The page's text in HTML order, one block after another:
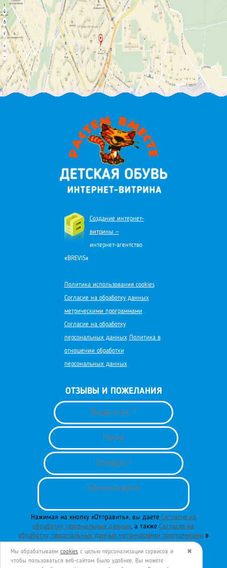
Создание интернет-
витрины —
интернет-агентство
«BREVIS»
Политика использования cookies
Согласие на обработку данных
метрическими программами
Согласие на обработку
персональных данных
Политика в
отношении обработки
персональных данных
ОТЗЫВЫ И ПОЖЕЛАНИЯ
Нажимая на кнопку «Отправить», вы даете Согласие на
обработку персональных данных, а такжеСогласие на
обработку персональных данных метрическими программамив
Политики обработки персональных
данных. ✖
Мы обрабатываем cookies с целью персонализации сервисов и
чтобы пользоваться веб-сайтом было удобнее. Вы можете